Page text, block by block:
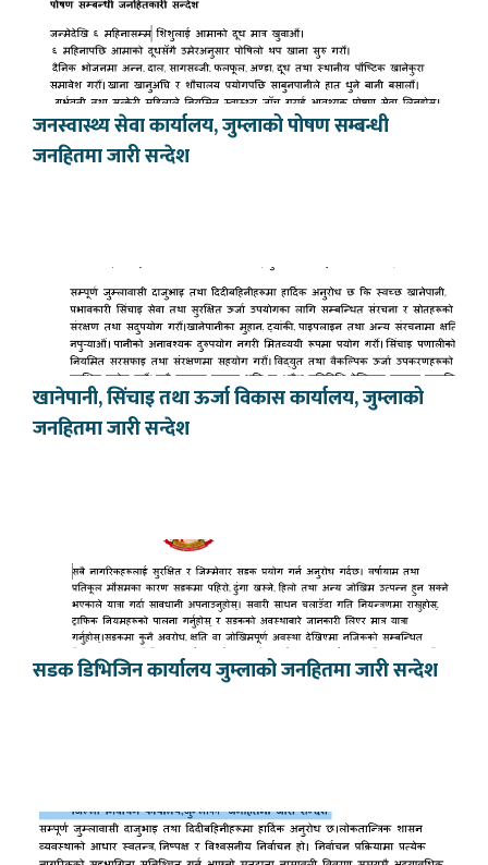
जनस्वास्थ्य सेवा कार्यालय, जुम्लाको पोषण सम्बन्धी
जनहितमा जारी सन्देश
खानेपानी, सिंचाइ तथा ऊर्जा विकास कार्यालय, जुम्लाको
जनहितमा जारी सन्देश
सडक डिभिजिन कार्यालय जुम्लाको जनहितमा जारी सन्देश